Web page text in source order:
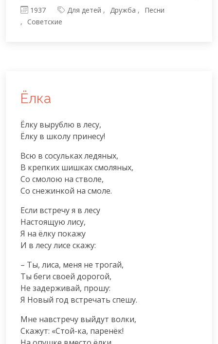
1937 Для детей Дружба
Песни
Советские
Ёлка
Ёлку вырублю в лесу,
Ёлку в школу принесу!
Всю в сосульках ледяных,
В крепких шишках смоляных,
Со смолою на стволе,
Со снежинкой на смоле.
Если встречу я в лесу
Настоящую лису,
Я на ёлку покажу
И в лесу лисе скажу:
– Ты, лиса, меня не трогай,
Ты беги своей дорогой,
Не задерживай, прошу:
Я Новый год встречать спешу.
Мне навстречу выйдут волки,
Скажут: «Стой-ка, паренёк!